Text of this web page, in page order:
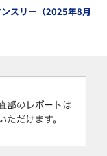
スリー（2025年8月